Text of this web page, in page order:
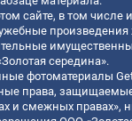
сайте, в том числе
произведения
середина».
фотоматериалы
права,
и смежных правах»,